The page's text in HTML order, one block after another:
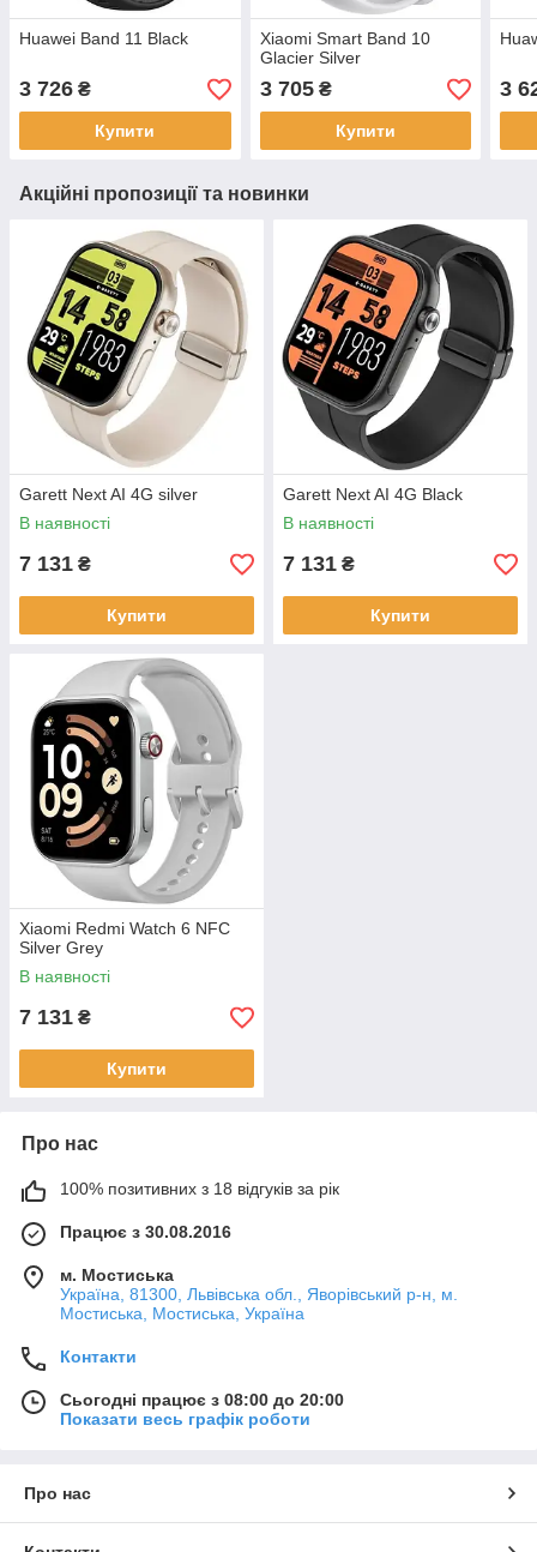
Huawei Band 11 Black
3 726 ₴
Купити
Xiaomi Smart Band 10
Glacier Silver
3 705₴
Купити
3
Акційні пропозиції та новинки
Garett Next AI 4G silver
В наявності
7 131 ₴
Купити
Garett Next AI 4G Black
В наявності
7 131 ₴
Купити
Xiaomi Redmi Watch 6 NFC
Silver Grey
В наявності
7 131 ₴
Купити
Про нас
100% позитивних з 18 відгуків за рік
Працює з 30.08.2016
м. Мостиська
Україна, 81300, Львівська обл., Яворівський р-н, м.
Мостиська, Мостиська, Україна
Контакти
Сьогодні працює з 08:00 до 20:00
Показати весь графік роботи
Про нас